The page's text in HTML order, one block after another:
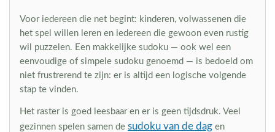
Voor iedereen die net begint: kinderen, volwassenen die
het spel willen leren en iedereen die gewoon even rustig
wil puzzelen. Een makkelijke sudoku — ook wel een
eenvoudige of simpele sudoku genoemd — is bedoeld om
niet frustrerend te zijn: er is altijd een logische volgende
stap te vinden.
Het raster is goed leesbaar en er is geen tijdsdruk. Veel
gezinnen spelen samen de sudoku van de dag en